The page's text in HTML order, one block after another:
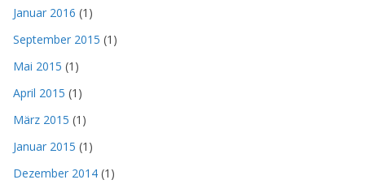
Januar 2016 (1)
September 2015 (1)
Mai 2015 (1)
April 2015 (1)
März 2015 (1)
Januar 2015 (1)
Dezember 2014 (1)